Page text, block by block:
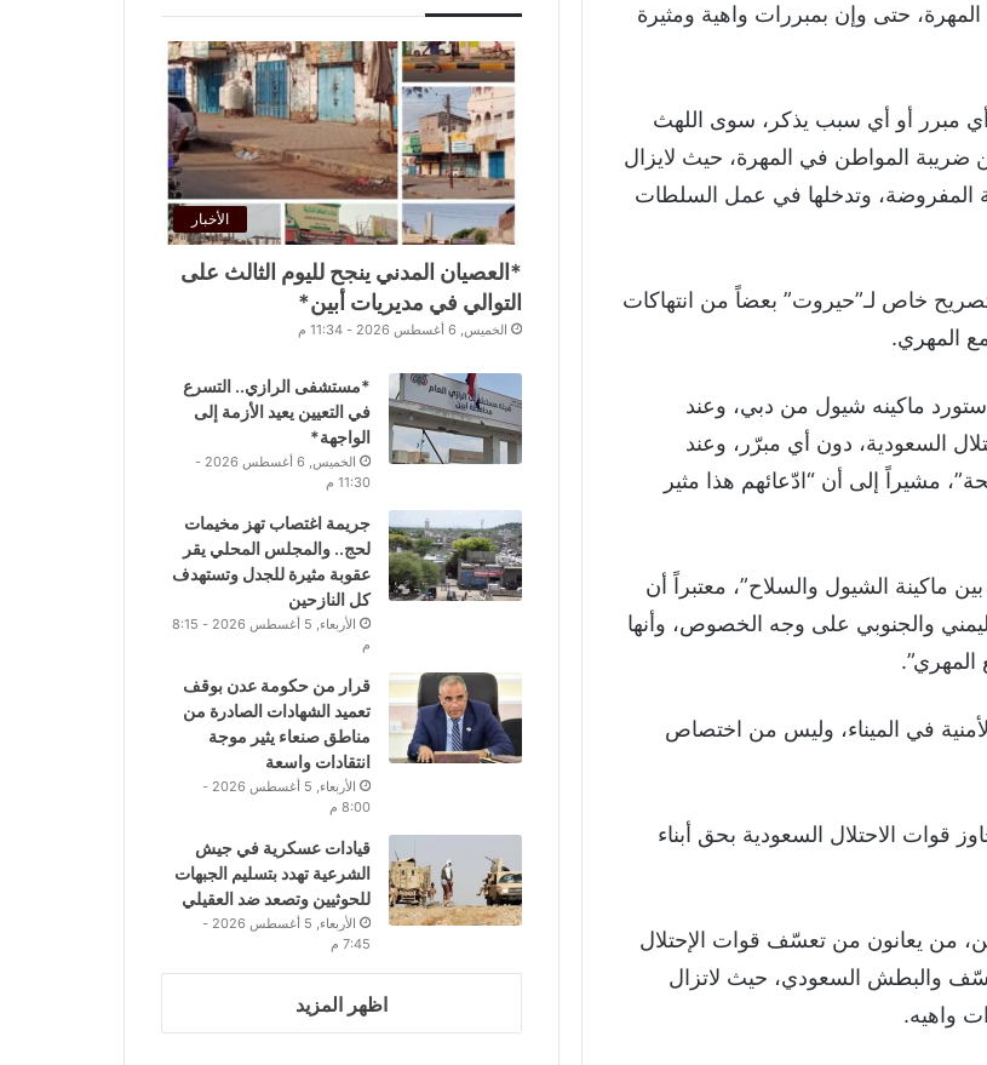
حتى وإن بمبررات واهية ومثيرة
مبرر أو أي سبب يذكر، سوى اللهث
ضريبة المواطن في المهرة، حيث لايزال
المفروضة، وتدخلها في عمل السلطات
خاص لـ”حيروت” بعضاً من انتهاكات
المهري.
ماكينه شيول من دبي، وعند
السعودية، دون أي مبرّر، وعند
مشيراً إلى أن “ادّعائهم هذا مثير
ماكينة الشيول والسلاح”، معتبراً أن
والجنوبي على وجه الخصوص، وأنها
في الميناء، وليس من اختصاص
قوات الاحتلال السعودية بحق أبناء
من يعانون من تعسّف قوات الإحتلال
والبطش السعودي، حيث لاتزال
واهيه.
الأخبار
*العصيان المدني ينجح لليوم الثالث على
التوالي في مديريات أبين*
الخميس, 6 أغسطس 2026 - 11:34 م
*مستشفى الرازي.. التسرع
في التعيين يعيد الأزمة إلى
الواجهة*
الخميس, 6 أغسطس 2026 -
11:30 م
جريمة اغتصاب تهز مخيمات
لحج.. والمجلس المحلي يقر
عقوبة مثيرة للجدل وتستهدف
كل النازحين
الأربعاء, 5 أغسطس 2026 - 8:15
م
قرار من حكومة عدن بوقف
تعميد الشهادات الصادرة من
مناطق صنعاء يثير موجة
انتقادات واسعة
الأربعاء, 5 أغسطس 2026 -
8:00 م
قيادات عسكرية في جيش
الشرعية تهدد بتسليم الجبهات
للحوثيين وتصعد ضد العقيلي
الأربعاء, 5 أغسطس 2026 -
7:45 م
اظهر المزيد